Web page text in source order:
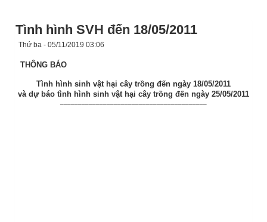
Tình hình SVH đến 18/05/2011
Thứ ba - 05/11/2019 03:06
THÔNG BÁO
Tình hình sinh vật hại cây trồng đến ngày 18/05/2011
và dự báo tình hình sinh vật hại cây trồng đến ngày 25/05/2011